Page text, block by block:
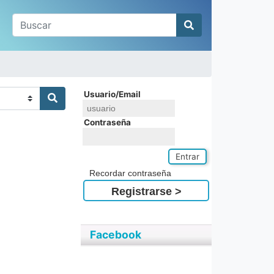
Usuario/Email
Contraseña
Entrar
Recordar contraseña
Registrarse >
Facebook